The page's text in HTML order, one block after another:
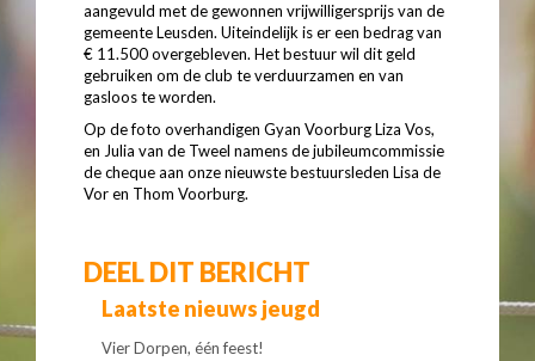
aangevuld met de gewonnen vrijwilligersprijs van de
gemeente Leusden. Uiteindelijk is er een bedrag van
€ 11.500 overgebleven. Het bestuur wil dit geld
gebruiken om de club te verduurzamen en van
gasloos te worden.
Op de foto overhandigen Gyan Voorburg Liza Vos,
en Julia van de Tweel namens de jubileumcommissie
de cheque aan onze nieuwste bestuursleden Lisa de
Vor en Thom Voorburg.
DEEL DIT BERICHT
Laatste nieuws jeugd
Vier Dorpen, één feest!